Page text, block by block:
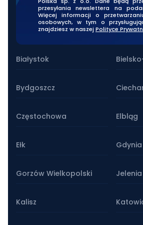
klientów i ich komfort.
Z pewnością skorzystam
ponownie i polecam
szuka niezawodnej
przesyłania newslettera na
Więcej informacji o
osobowych, w tym o
znajdziesz w naszej Polityce
Nasze oddziały
Białystok
Bydgoszcz
Częstochowa Elbląg
Ełk Gdynia
Gorzów Wielkopolski
Kalisz